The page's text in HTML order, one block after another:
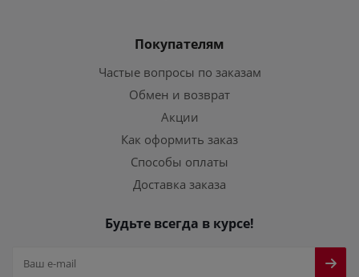
Покупателям
Частые вопросы по заказам
Обмен и возврат
Акции
Как оформить заказ
Способы оплаты
Доставка заказа
Будьте всегда в курсе!